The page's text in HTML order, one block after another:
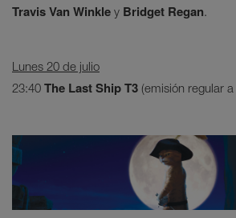
Travis Van Winkle y Bridget Regan.
Lunes 20 de julio
23:40 The Last Ship T3 (emisión regular